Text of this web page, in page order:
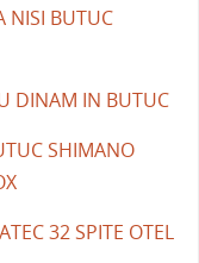
NISI BUTUC
DINAM IN BUTUC
SHIMANO
32 SPITE OTEL